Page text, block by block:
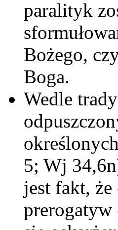
paralityk
Bożego,
Boga.
Wedle
5; Wj
jest fakt,
prerogatyw